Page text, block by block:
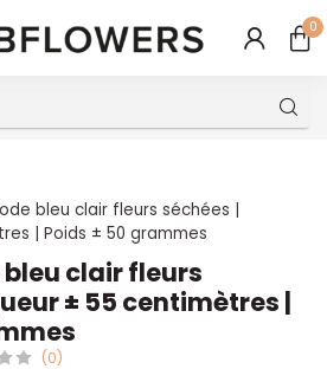
0
bleu clair fleurs séchées |
| Poids ± 50 grammes
bleu clair fleurs
± 55 centimètres |
(0)